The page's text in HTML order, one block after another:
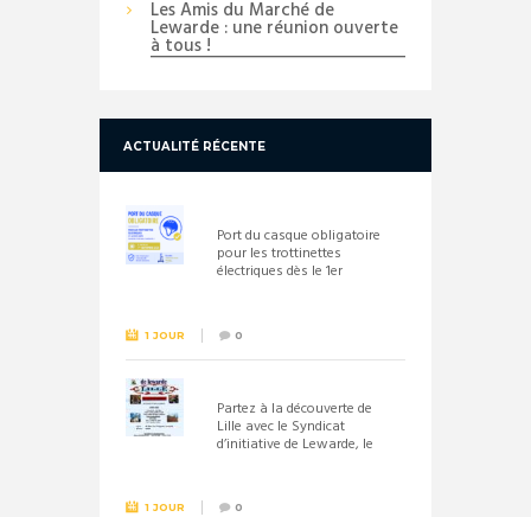
Les Amis du Marché de
Lewarde : une réunion ouverte
à tous !
ACTUALITÉ RÉCENTE
Port du casque obligatoire
pour les trottinettes
électriques dès le 1er
1 JOUR 0
Partez à la découverte de
Lille avec le Syndicat
d’initiative de Lewarde, le
1 JOUR 0